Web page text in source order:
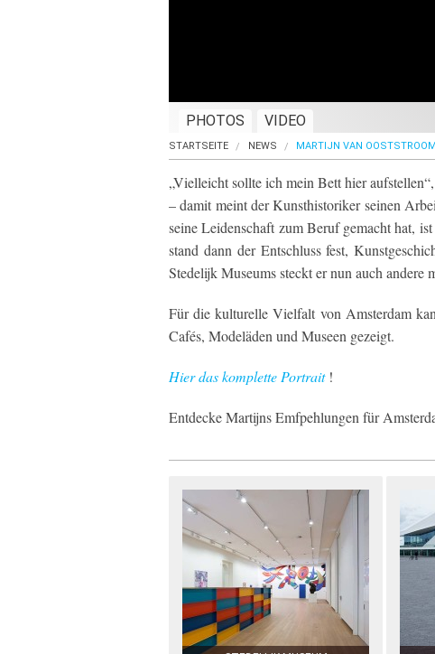
PHOTOS VIDEO
STARTSEITE NEWS MARTIJN VAN
„Vielleicht sollte ich mein Bett hier
– damit meint der Kunsthistoriker seinen
seine Leidenschaft zum Beruf gemacht hat,
stand dann der Entschluss fest,
Stedelijk Museums steckt er nun auch andere
Für die kulturelle Vielfalt von Amsterdam
Cafés, Modeläden und Museen gezeigt.
Hier das komplette Portrait !
Entdecke Martijns Emfpehlungen für